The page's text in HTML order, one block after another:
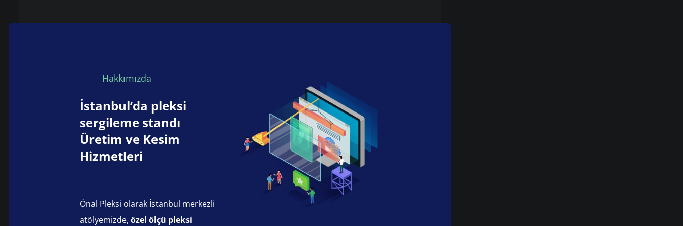
Hakkımızda
İstanbul’da pleksi
sergileme standı
Üretim ve Kesim
Hizmetleri
Önal Pleksi olarak İstanbul merkezli
atölyemizde, özel ölçü pleksi